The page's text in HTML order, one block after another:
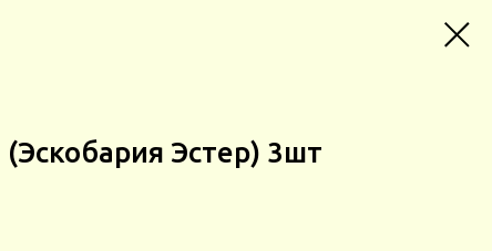
Эстер) 3шт